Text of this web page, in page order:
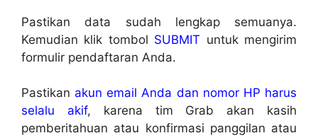
Pastikan data sudah lengkap semuanya.
Kemudian klik tombol SUBMIT untuk mengirim
formulir pendaftaran Anda.
Pastikan akun email Anda dan nomor HP harus
selalu akif, karena tim Grab akan kasih
pemberitahuan atau konfirmasi panggilan atau